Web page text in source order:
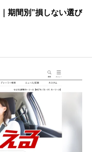
期間別”損しない選び